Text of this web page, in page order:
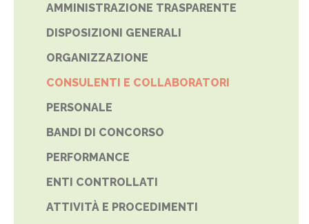
AMMINISTRAZIONE TRASPARENTE
DISPOSIZIONI GENERALI
ORGANIZZAZIONE
CONSULENTI E COLLABORATORI
PERSONALE
BANDI DI CONCORSO
PERFORMANCE
ENTI CONTROLLATI
ATTIVITÀ E PROCEDIMENTI